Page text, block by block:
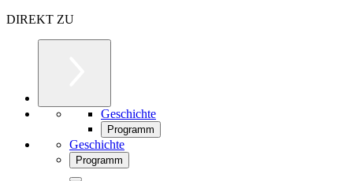
DIREKT ZU
Geschichte
Programm
Geschichte
Programm